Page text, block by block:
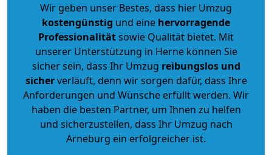
Wir geben unser Bestes, dass hier Umzug
kostengünstig und eine hervorragende
Professionalitätsowie Qualität bietet. Mit
unserer Unterstützung in Herne können Sie
sicher sein, dass Ihr Umzug reibungslos und
sicherverläuft, denn wir sorgen dafür, dass Ihre
Anforderungen und Wünsche erfüllt werden. Wir
haben die besten Partner, um Ihnen zu helfen
und sicherzustellen, dass Ihr Umzug nach
Arneburg ein erfolgreicher ist.